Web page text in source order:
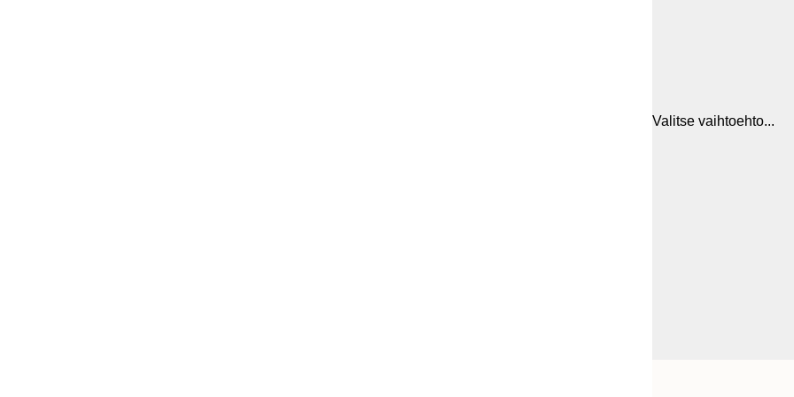
Valitse vaihtoehto...